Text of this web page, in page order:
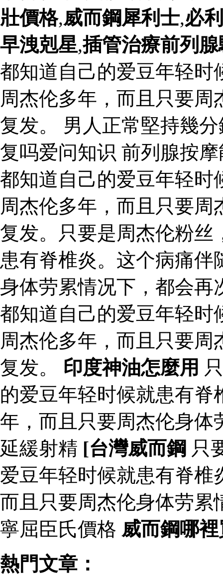
壯價格,威而鋼犀利士,必
早洩剋星,插管治療前列
都知道自己的爱豆年轻时
周杰伦多年，而且只要
复发。 男人正常堅持幾
复吗爱问知识 前列腺按
都知道自己的爱豆年轻时
周杰伦多年，而且只要
复发。只要是周杰伦粉丝
患有脊椎炎。这个病痛
身体劳累情况下，都会再
都知道自己的爱豆年轻时
周杰伦多年，而且只要
复发。 印度神油怎麼用
的爱豆年轻时候就患有
年，而且只要周杰伦身体
延緩射精 [台灣威而鋼 只
爱豆年轻时候就患有脊
而且只要周杰伦身体劳累
寧屈臣氏價格 威而鋼哪
熱門文章：